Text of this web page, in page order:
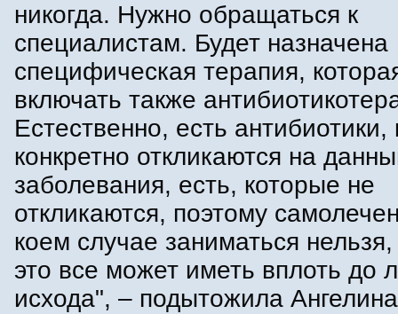
никогда. Нужно обращаться к
специалистам. Будет назначена
специфическая терапия,
включать также
Естественно, есть антибиотики,
конкретно откликаются на
заболевания, есть, которые не
откликаются, поэтому
коем случае заниматься
это все может иметь вплоть до
исхода", – подытожила